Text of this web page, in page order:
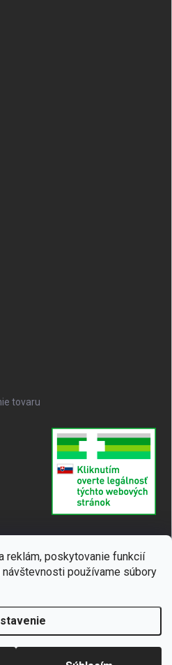
reklám, poskytovanie funkcií
používame súbory
tovaru
práva vyhradené.Upraviť nastavenie